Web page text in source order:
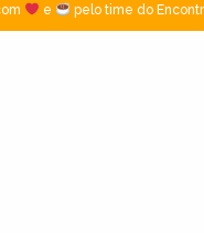
e pelo time do